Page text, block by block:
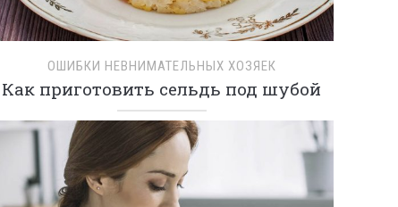
ОШИБКИ НЕВНИМАТЕЛЬНЫХ ХОЗЯЕК
Как приготовить сельдь под шубой